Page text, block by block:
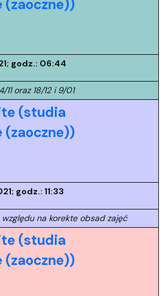
(zaoczne))
godz.: 06:44
11 oraz 18/12 i 9/01
(studia
(zaoczne))
godz.: 11:33
na korekte obsad zajęć
(studia
(zaoczne))